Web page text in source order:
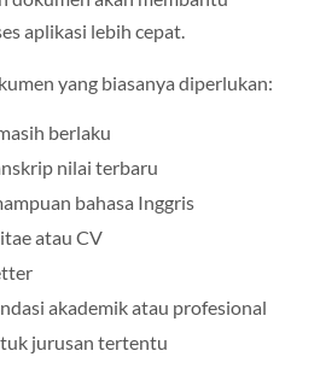
aplikasi lebih cepat.
yang biasanya diperlukan:
berlaku
nilai terbaru
bahasa Inggris
atau CV
akademik atau profesional
jurusan tertentu